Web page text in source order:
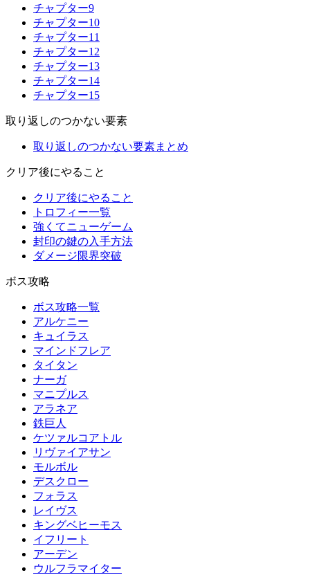
チャプター9
チャプター10
チャプター11
チャプター12
チャプター13
チャプター14
チャプター15
取り返しのつかない要素
取り返しのつかない要素まとめ
クリア後にやること
クリア後にやること
トロフィー一覧
強くてニューゲーム
封印の鍵の入手方法
ダメージ限界突破
ボス攻略
ボス攻略一覧
アルケニー
キュイラス
マインドフレア
タイタン
ナーガ
マニプルス
アラネア
鉄巨人
ケツァルコアトル
リヴァイアサン
モルボル
デスクロー
フォラス
レイヴス
キングベヒーモス
イフリート
アーデン
ウルフラマイター